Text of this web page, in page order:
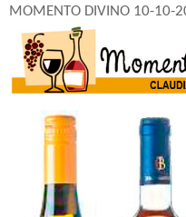
MOMENTO DIVINO 10-10-